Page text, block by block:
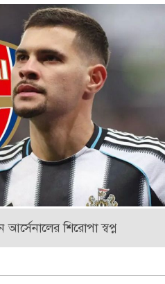
শিরোপা স্বপ্ন